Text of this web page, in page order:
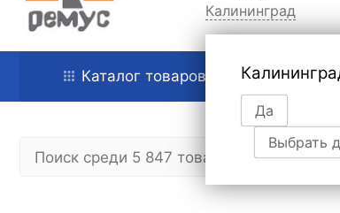
Калининград
Да
Выбрать
Каталог товаров